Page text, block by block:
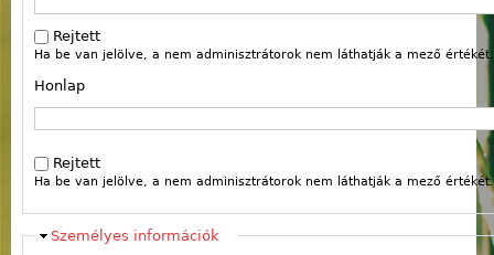
Rejtett
Ha be van jelölve, a nem adminisztrátorok nem láthatják a mező értékét.
Honlap
Rejtett
Ha be van jelölve, a nem adminisztrátorok nem láthatják a mező értékét.
Elrejt
Személyes információk